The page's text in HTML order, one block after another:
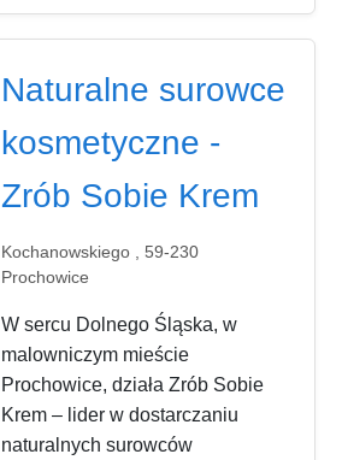
Naturalne surowce
kosmetyczne -
Zrób Sobie Krem
Kochanowskiego , 59-230
Prochowice
W sercu Dolnego Śląska, w
malowniczym mieście
Prochowice, działa Zrób Sobie
Krem – lider w dostarczaniu
naturalnych surowców